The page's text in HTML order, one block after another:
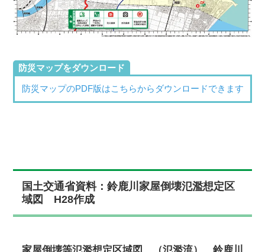
防災マップをダウンロード
防災マップのPDF版はこちらからダウンロードできます
国土交通省資料：鈴鹿川家屋倒壊氾濫想定区
域図 H28作成
家屋倒壊等氾濫想定区域図 （氾濫流） 鈴鹿川